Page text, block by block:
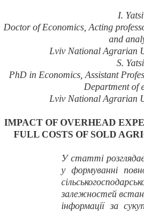
I.
Doctor of Economics, Acting
and
Lviv National Agrarian
S.
PhD in Economics Assistant
Department of
Lviv National Agrarian
IMPACT OF OVERHEAD
FULL COSTS OF SOLD
У статті
у формуванні
залежностей
інформації за